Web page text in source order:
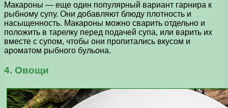
Макароны — еще один популярный вариант гарнира к
рыбному супу. Они добавляют блюду плотность и
насыщенность. Макароны можно сварить отдельно и
положить в тарелку перед подачей супа, или варить их
вместе с супом, чтобы они пропитались вкусом и
ароматом рыбного бульона.
4. Овощи